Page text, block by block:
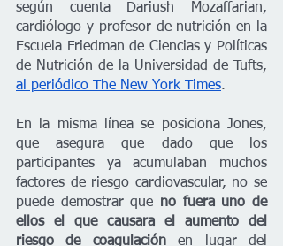
según cuenta Dariush Mozaffarian,
cardiólogo y profesor de nutrición en la
Escuela Friedman de Ciencias y Políticas
de Nutrición de la Universidad de Tufts,
al periódico The New York Times.
En la misma línea se posiciona Jones,
que asegura que dado que los
participantes ya acumulaban muchos
factores de riesgo cardiovascular, no se
puede demostrar que no fuera uno de
ellos el que causara el aumento del
riesgo de coagulación en lugar del